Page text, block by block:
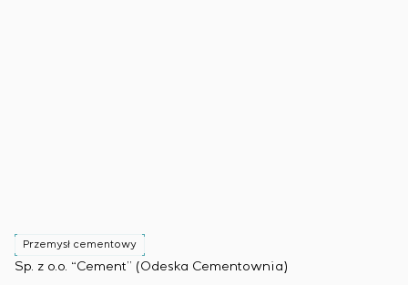
Przemysł cementowy
Sp. z o.o. “Cement” (Odeska Cementownia)